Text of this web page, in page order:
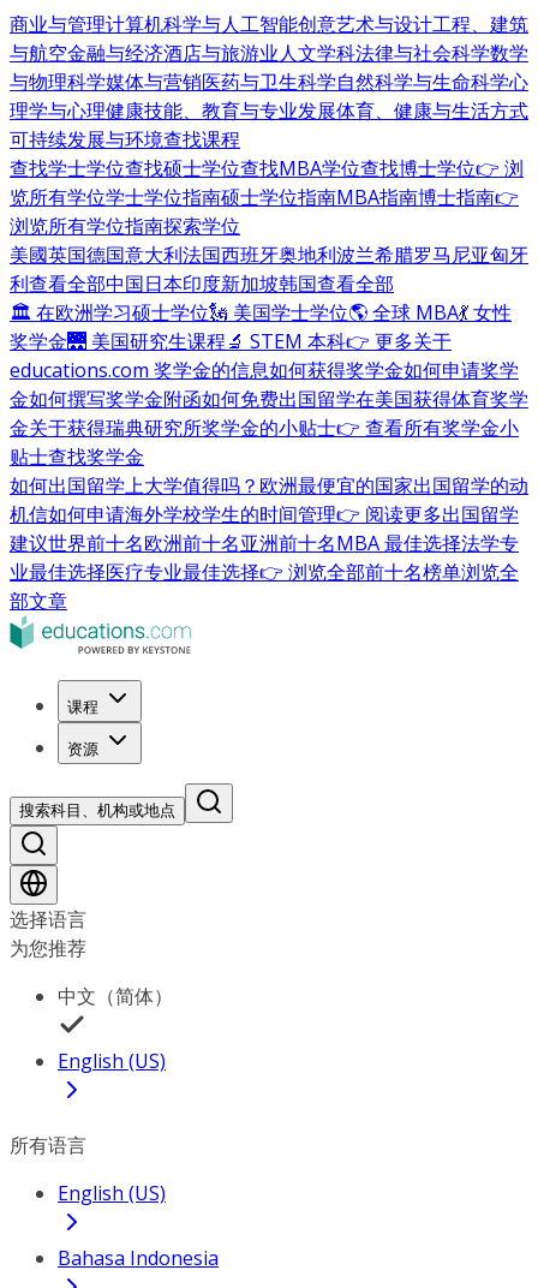
商业与管理计算机科学与人工智能创意艺术与设计工程、建筑
与航空金融与经济酒店与旅游业人文学科法律与社会科学数学
与物理科学媒体与营销医药与卫生科学自然科学与生命科学心
理学与心理健康技能、教育与专业发展体育、健康与生活方式
可持续发展与环境查找课程
查找学士学位查找硕士学位查找MBA学位查找博士学位👉 浏
览所有学位学士学位指南硕士学位指南MBA指南博士指南👉
浏览所有学位指南探索学位
美國英国德国意大利法国西班牙奥地利波兰希腊罗马尼亚匈牙
利查看全部中国日本印度新加坡韩国查看全部
🏛 在欧洲学习硕士学位🗽 美国学士学位🌎 全球 MBA💃 女性
奖学金🌉 美国研究生课程🔬 STEM 本科👉 更多关于
educations.com 奖学金的信息如何获得奖学金如何申请奖学
金如何撰写奖学金附函如何免费出国留学在美国获得体育奖学
金关于获得瑞典研究所奖学金的小贴士👉 查看所有奖学金小
贴士查找奖学金
如何出国留学上大学值得吗？ 欧洲最便宜的国家出国留学的动
机信如何申请海外学校学生的时间管理👉 阅读更多出国留学
建议世界前十名欧洲前十名亚洲前十名MBA 最佳选择法学专
业最佳选择医疗专业最佳选择👉 浏览全部前十名榜单浏览全
部文章
课程
资源
搜索科目、机构或地点
选择语言
为您推荐
中文（简体）
English (US)
所有语言
English (US)
Bahasa Indonesia